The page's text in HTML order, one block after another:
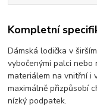
Kompletní
Dámská lodička v
vybočenými palci nebo
materiálem na vnitřní i
maximálně přizpůsobí
nízký podpatek.